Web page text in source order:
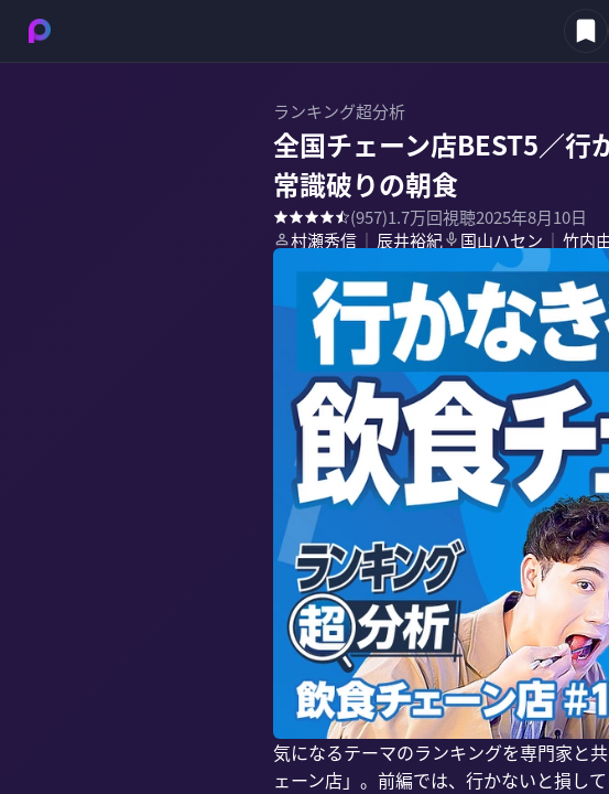
ランキング超分析
全国チェーン店BEST5／行
常識破りの朝食
(957)1.7万回視聴2025年8月10日
村瀬秀信 ｜ 辰井裕紀 国山ハセン ｜ 竹内
気になるテーマのランキングを専門家と
ェーン店」。前編では、行かないと損し